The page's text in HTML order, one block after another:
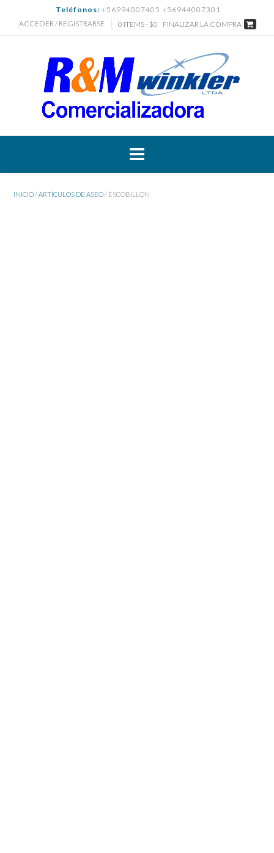
contenido
Teléfonos: +56994007405 +56944007301
ACCEDER / REGISTRARSE
0 ITEMS - $0 FINALIZAR LA COMPRA
INICIO/ARTÍCULOS DE ASEO/ ESCOBILLON